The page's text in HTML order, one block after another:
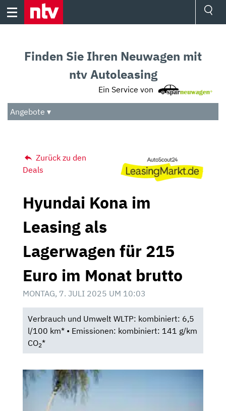
Skip
Audio
Das Beste
Finden Sie Ihren Neuwagen mit
ntv Autoleasing
Ein Service von
Angebote ▾
Zurück zu den
Deals
Hyundai Kona im
Leasing als
Lagerwagen für 215
Euro im Monat brutto
MONTAG, 7. JULI 2025 UM 10:03
Verbrauch und Umwelt WLTP: kombiniert: 6,5
l/100 km* • Emissionen: kombiniert: 141 g/km
CO2*